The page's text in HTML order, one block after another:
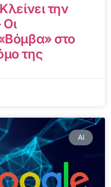
την
Οι
στο
της
AI